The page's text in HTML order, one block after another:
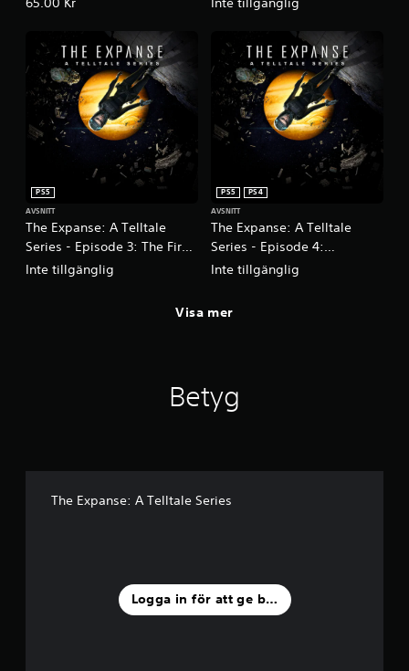
The Expanse: A Telltale
Series - Episode 3: The First
Ones
PS5
AVSNITT
Inte tillgänglig
The Expanse: A Telltale
Series - Episode 4:
Impossible Objects
PS5
PS4
AVSNITT
Inte tillgänglig
Visa mer
Betyg
The Expanse: A Telltale Series
Logga in för att ge betyg